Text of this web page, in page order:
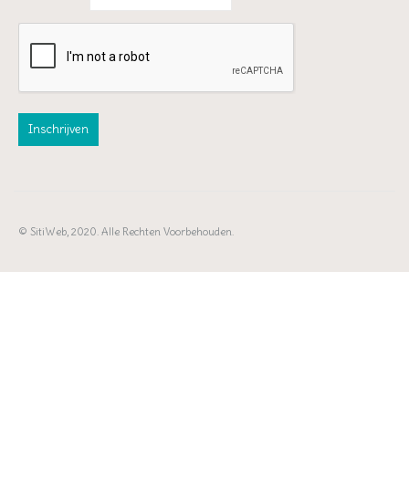
© SitiWeb, 2020. Alle Rechten Voorbehouden.